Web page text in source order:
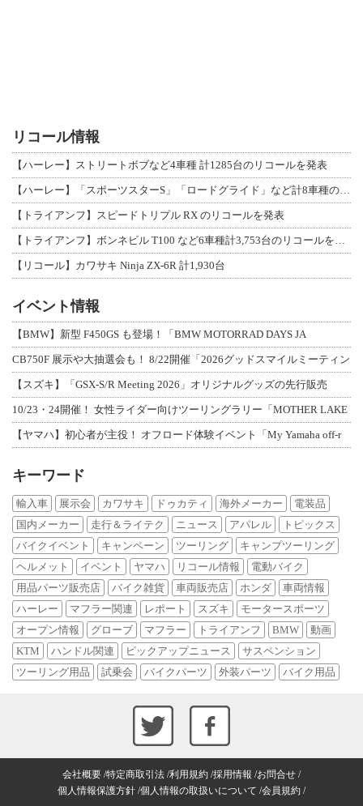
リコール情報
【ハーレー】ストリートボブなど4車種 計1285台のリコールを発表
【トライアンフ】スピードトリプル RX のリコールを発表
【リコール】カワサキ Ninja ZX-6R 計1,930台
イベント情報
【BMW】新型 F450GS も登場！「BMW MOTORRAD DAYS JA
CB750F 展示や大抽選会も！ 8/22開催「2026グッドスマイルミーティン
【スズキ】「GSX-S/R Meeting 2026」オリジナルグッズの先行販売
10/23・24開催！ 女性ライダー向けツーリングラリー「MOTHER LAKE
【ヤマハ】初心者が主役！ オフロード体験イベント「My Yamaha off-r
キーワード
輸入車 展示会 カワサキ ドゥカティ 海外メーカー
電装品
国内メーカー
走行＆ライテク ニュース アパレル
トピックス
バイクイベント
キャンペーン ツーリング
キャンプツーリング
ヘルメット
イベント ヤマハ リコール情報
電動バイク
用品パーツ販売店
バイク雑貨 車両販売店 ホンダ
車両情報
ハーレー
マフラー関連 レポート スズキ
モータースポーツ
オープン情報
グローブ マフラー トライアンフ BMW
動画
KTM
ハンドル関連 ピックアップニュース
サスペンション
ツーリング用品
試乗会 バイクパーツ 外装パーツ バイク用品
会社概要 特定商取引法 利用規約 採用情報 お問合せ
個人情報保護方針 個人情報の取扱いについて 会員規約